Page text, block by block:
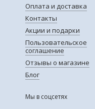
Оплата и доставка
Контакты
Акции и подарки
Пользовательское
соглашение
Отзывы о магазине
Блог
Мы в соцсетях